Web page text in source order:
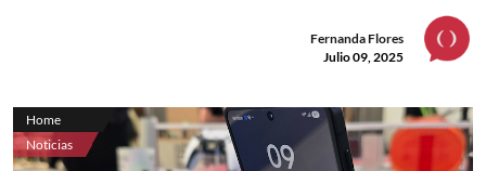
Fernanda Flores
Julio 09, 2025
Home
Noticias